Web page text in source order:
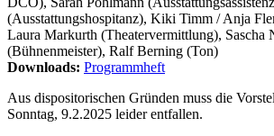
(Ausstattungshospitanz), Kiki Timm / Anja
Laura Markurth (Theatervermittlung), Sascha
(Bühnenmeister), Ralf Berning (Ton)
Downloads: Programmheft
Aus dispositorischen Gründen muss die
Sonntag, 9.2.2025 leider entfallen.